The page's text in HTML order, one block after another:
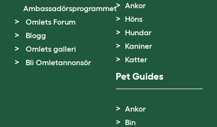
Ambassadörsprogrammet
Omlets Forum
Blogg
Omlets galleri
Bli Omletannonsör
Ankor
Höns
Hundar
Kaniner
Katter
Pet Guides
Ankor
Bin